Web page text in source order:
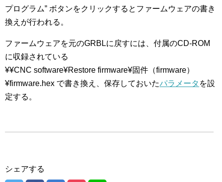
プログラム” ボタンをクリックするとファームウェアの書き
換えが行われる。
ファームウェアを元のGRBLに戻すには、付属のCD-ROM
に収録されている
¥¥CNC software¥Restore firmware¥固件（firmware）
¥firmware.hex で書き換え、保存しておいたパラメータ を設
定する。
シェアする